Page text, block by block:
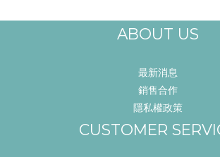
成為了生活中的一大困擾
ABOUT US
最新消息
銷售合作
隱私權政策
CUSTOMER